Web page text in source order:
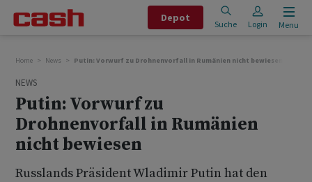
Depot
Suche Login Menu
Home News Putin: Vorwurf zu Drohnenvorfall in Rumänien nicht bewiesen
NEWS
Putin: Vorwurf zu
Drohnenvorfall in Rumänien
nicht bewiesen
Russlands Präsident Wladimir Putin hat den